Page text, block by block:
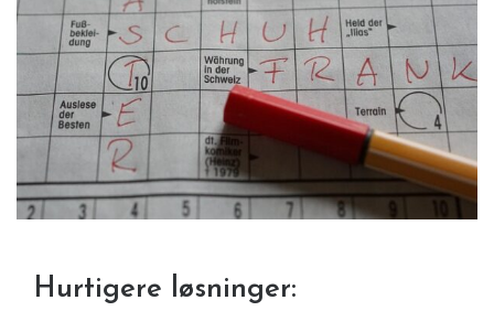
Hurtigere løsninger: